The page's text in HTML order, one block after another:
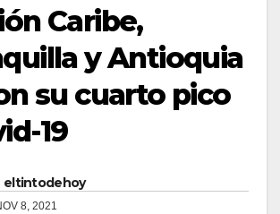
Caribe,
y Antioquia
su cuarto pico
19
eltintodehoy
8, 2021